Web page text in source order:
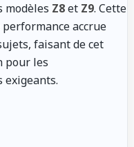
modèles Z8et Z9. Cette
accrue
faisant de cet
pour les
exigeants.